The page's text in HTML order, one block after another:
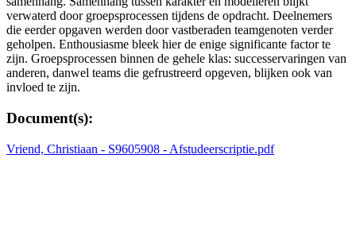
verwaterd door groepsprocessen tijdens de opdracht. Deelnemers
die eerder opgaven werden door vastberaden teamgenoten verder
geholpen. Enthousiasme bleek hier de enige significante factor te
zijn. Groepsprocessen binnen de gehele klas: successervaringen van
anderen, danwel teams die gefrustreerd opgeven, blijken ook van
invloed te zijn.
Document(s):
Vriend, Christiaan - S9605908 - Afstudeerscriptie.pdf